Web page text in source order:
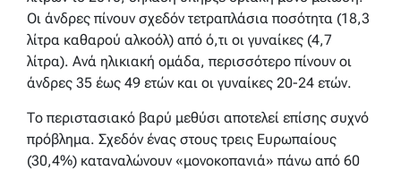
Οι άνδρες πίνουν σχεδόν τετραπλάσια ποσότητα (18,3
λίτρα καθαρού αλκοόλ) από ό,τι οι γυναίκες (4,7
λίτρα). Ανά ηλικιακή ομάδα, περισσότερο πίνουν οι
άνδρες 35 έως 49 ετών και οι γυναίκες 20-24 ετών.
Το περιστασιακό βαρύ μεθύσι αποτελεί επίσης συχνό
πρόβλημα. Σχεδόν ένας στους τρεις Ευρωπαίους
(30,4%) καταναλώνουν «μονοκοπανιά» πάνω από 60